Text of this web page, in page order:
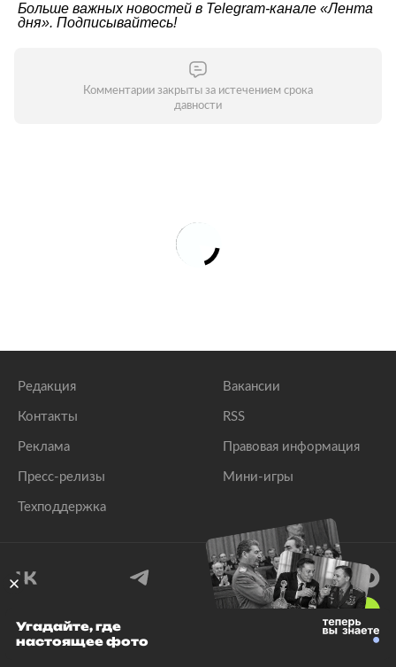
Больше важных новостей в Telegram-канале «Лента
дня». Подписывайтесь!
Комментарии закрыты за истечением срока
давности
Редакция
Контакты
Реклама
Пресс-релизы
Техподдержка
Вакансии
RSS
Правовая информация
Мини-игры
© 1999–2026 Все права защищены.
Угадайте, где
настоящее фото